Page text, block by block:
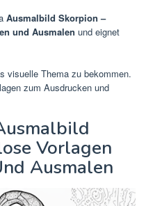
Ausmalbild Skorpion –
und Ausmalen und eignet
visuelle Thema zu bekommen.
zum Ausdrucken und
Vorlagen
Ausmalen